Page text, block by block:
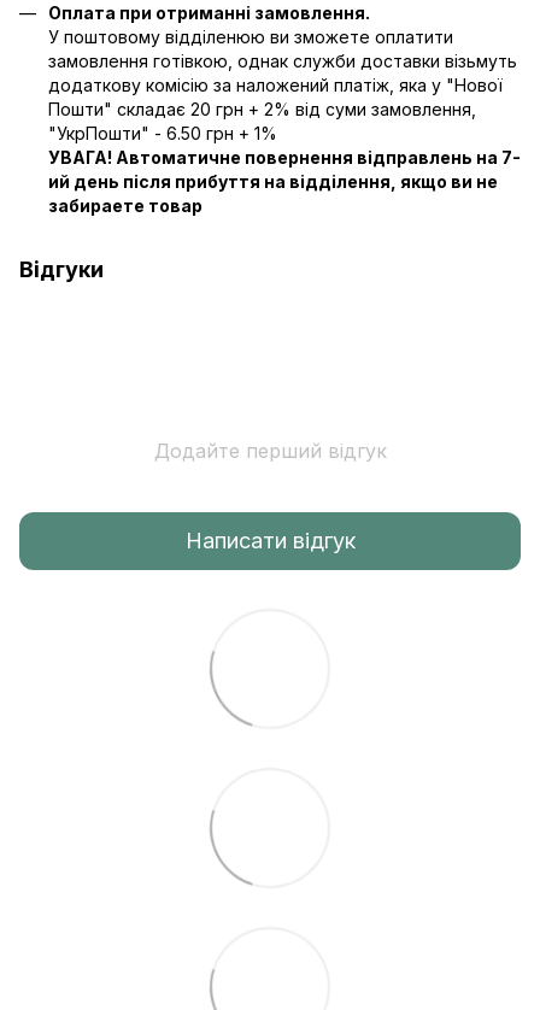
Оплата при отриманні замовлення.
У поштовому відділенюю ви зможете оплатити
замовлення готівкою, однак служби доставки візьмуть
додаткову комісію за наложений платіж, яка у "Нової
Пошти" складає 20 грн + 2% від суми замовлення,
"УкрПошти" - 6.50 грн + 1%
УВАГА! Автоматичне повернення відправлень на 7-
ий день після прибуття на відділення, якщо ви не
забираете товар
Відгуки
Додайте перший відгук
Написати відгук